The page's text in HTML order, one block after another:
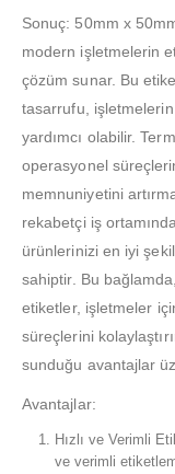
Sonuç: 50mm x
modern işletmelerin
çözüm sunar. Bu
tasarrufu,
yardımcı olabilir.
operasyonel
memnuniyetini
rekabetçi iş
ürünlerinizi en iyi
sahiptir. Bu
etiketler, işletmeler
süreçlerini
sunduğu avantajlar
Avantajlar:
Hızlı ve Verimli
ve verimli